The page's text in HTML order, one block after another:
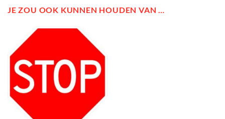
JE ZOU OOK KUNNEN HOUDEN VAN …